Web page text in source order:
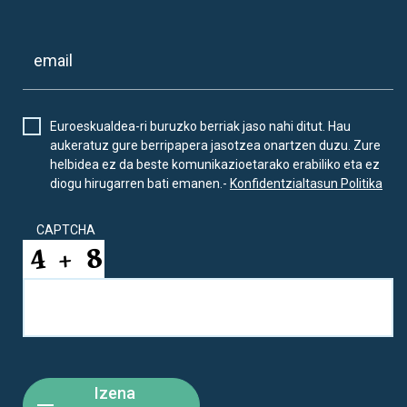
Euroeskualdea-ri buruzko berriak jaso nahi ditut. Hau
aukeratuz gure berripapera jasotzea onartzen duzu. Zure
helbidea ez da beste komunikazioetarako erabiliko eta ez
diogu hirugarren bati emanen.- Konfidentzialtasun Politika
CAPTCHA
Izena